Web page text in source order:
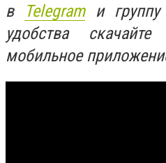
в
Telegramи
удобства
мобильное